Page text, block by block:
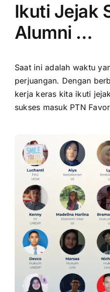
Ikuti Jejak
Alumni …
Saat ini adalah waktu
perjuangan. Dengan
kerja keras kita ikuti
sukses masuk PTN